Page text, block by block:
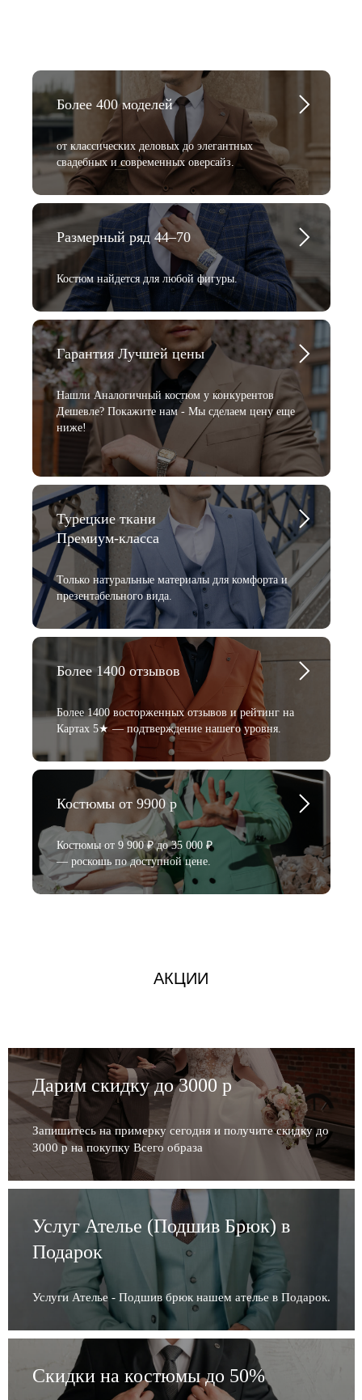
Более 400 моделей
от классических деловых до элегантных
свадебных и современных оверсайз.
Размерный ряд 44–70
Костюм найдется для любой фигуры.
Гарантия Лучшей цены
Нашли Аналогичный костюм у конкурентов
Дешевле? Покажите нам - Мы сделаем цену еще
ниже!
Турецкие ткани
Премиум-класса
Только натуральные материалы для комфорта и
презентабельного вида.
Более 1400 отзывов
Более 1400 восторженных отзывов и рейтинг на
Картах 5★ — подтверждение нашего уровня.
Костюмы от 9900 р
Костюмы от 9 900 ₽ до 35 000 ₽
— роскошь по доступной цене.
АКЦИИ
Дарим скидку до 3000 р
Запишитесь на примерку сегодня и получите скидку до
3000 р на покупку Всего образа
Услуг Ателье (Подшив Брюк) в
Подарок
Услуги Ателье - Подшив брюк нашем ателье в Подарок.
Скидки на костюмы до 50%